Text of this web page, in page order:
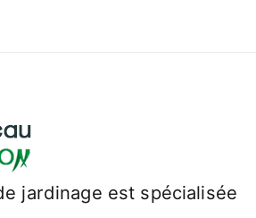
jardinage est spécialisée